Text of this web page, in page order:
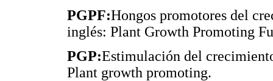
PGPF:Hongos promotores del
inglés: Plant Growth Promoting
PGP:Estimulación del
Plant growth promoting.